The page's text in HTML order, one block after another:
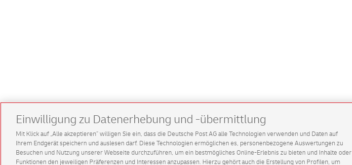
Einwilligung zu Datenerhebung und -übermittlung
Mit Klick auf „Alle akzeptieren” willigen Sie ein, dass die Deutsche Post AG alle Technologien verwenden und Daten auf
Ihrem Endgerät speichern und auslesen darf. Diese Technologien ermöglichen es, personenbezogene Auswertungen zu
Besuchen und Nutzung unserer Webseite durchzuführen, um ein bestmögliches Online-Erlebnis zu bieten und Inhalte oder
Funktionen den jeweiligen Präferenzen und Interessen anzupassen. Hierzu gehört auch die Erstellung von Profilen, um